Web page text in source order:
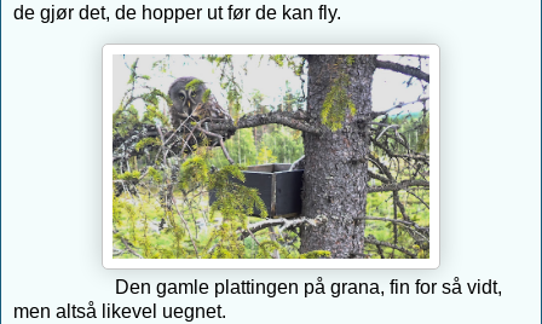
de gjør det, de hopper ut før de kan fly.
Den gamle plattingen på grana, fin for så vidt,
men altså likevel uegnet.